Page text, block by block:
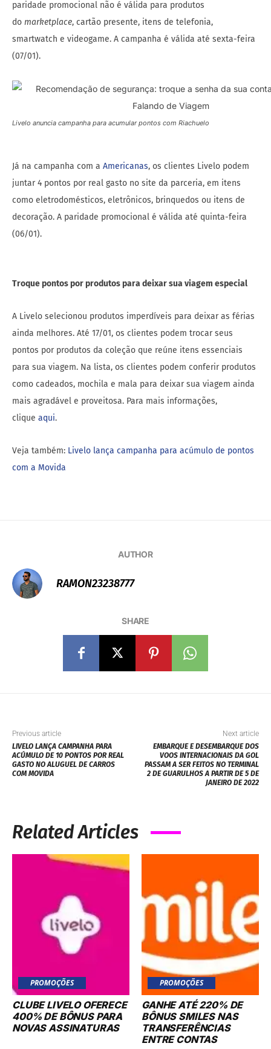
paridade promocional não é válida para produtos
do marketplace, cartão presente, itens de telefonia,
smartwatch e videogame. A campanha é válida até sexta-feira
(07/01).
Livelo anuncia campanha para acumular pontos com Riachuelo
Já na campanha com a Americanas, os clientes Livelo podem
juntar 4 pontos por real gasto no site da parceria, em itens
como eletrodomésticos, eletrônicos, brinquedos ou itens de
decoração. A paridade promocional é válida até quinta-feira
(06/01).
Troque pontos por produtos para deixar sua viagem especial
A Livelo selecionou produtos imperdíveis para deixar as férias
ainda melhores. Até 17/01, os clientes podem trocar seus
pontos por produtos da coleção que reúne itens essenciais
para sua viagem. Na lista, os clientes podem conferir produtos
como cadeados, mochila e mala para deixar sua viagem ainda
mais agradável e proveitosa. Para mais informações,
clique aqui.
Veja também: Livelo lança campanha para acúmulo de pontos
com a Movida
AUTHOR
RAMON23238777
SHARE
Previous article
LIVELO LANÇA CAMPANHA PARA
ACÚMULO DE 10 PONTOS POR REAL
GASTO NO ALUGUEL DE CARROS
COM MOVIDA
Next article
EMBARQUE E DESEMBARQUE DOS
VOOS INTERNACIONAIS DA GOL
PASSAM A SER FEITOS NO TERMINAL
2 DE GUARULHOS A PARTIR DE 5 DE
JANEIRO DE 2022
Related Articles
PROMOÇÕES
CLUBE LIVELO OFERECE
400% DE BÔNUS PARA
NOVAS ASSINATURAS
PROMOÇÕES
GANHE ATÉ 220% DE
BÔNUS SMILES NAS
TRANSFERÊNCIAS
ENTRE CONTAS